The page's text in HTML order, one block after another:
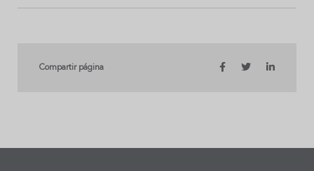
Compartir página